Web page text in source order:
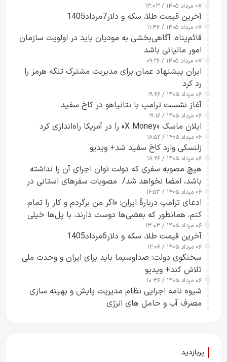
۰۷ مرداد ۱۴۰۵ / ۱۳:۰۳
آخرین قیمت طلا، سکه و دلار7مرداد1405
۰۷ مرداد ۱۴۰۵ / ۱۱:۴۶
قائم‌پناه: آگاهی‌بخشی به مودیان باید در اولویت سازمان
امور مالیاتی باشد
۰۷ مرداد ۱۴۰۵ / ۰۹:۲۶
ایران پیشنهاد عمان برای مدیریت مشترک تنگه هرمز را
رد کرد
۰۶ مرداد ۱۴۰۵ / ۱۹:۲۶
آغاز نشست ترامپ با نتانیاهو در کاخ سفید
۰۶ مرداد ۱۴۰۵ / ۱۹:۱۶
ایلان ماسک «X Money» را در آمریکا راه‌اندازی کرد
۰۶ مرداد ۱۴۰۵ / ۱۸:۵۲
زلنسکی وارد کاخ سفید شد+ ویدیو
۰۶ مرداد ۱۴۰۵ / ۱۸:۲۶
هیچ مصوبه سفری که دولت توان اجرای آن را نداشته
باشد، امضا نخواهد شد/ مصوبات سفرهای استانی در
چارچوب قانون بودجه است+ عکس
۰۶ مرداد ۱۴۰۵ / ۱۶:۵۳
ادعای ترامپ دربارهٔ ایران: «اگر من برگردم و کار را تمام
کنم، همانطور که بعضی‌ها دوست دارند، با پل‌ها خیلی
راحت می‌توانم بیشتر پل‌هایشان را در کمتر از یک
ساعت از بین ببرم+ ویدیو
۰۶ مرداد ۱۴۰۵ / ۱۳:۰۳
آخرین قیمت طلا، سکه و دلار6مرداد1405
۰۶ مرداد ۱۴۰۵ / ۱۲:۰۶
سخنگوی دولت: صداوسیما باید برای ایران و وحدت ملی
تلاش کند+ ویدیو
۰۶ مرداد ۱۴۰۵ / ۱۰:۳۶
شیوه نامه اجرایی نظام مدیریت پایش و بهینه سازی
مصرف آب و حامل های انرژی
پربازدید